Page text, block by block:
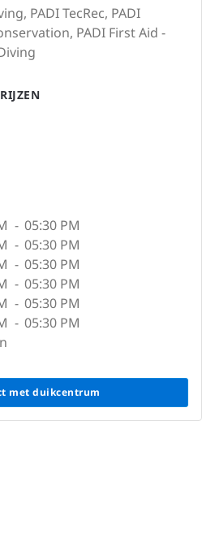
PADI TecRec, PADI
PADI First Aid -
- 05:30 PM
- 05:30 PM
- 05:30 PM
- 05:30 PM
- 05:30 PM
- 05:30 PM
met duikcentrum